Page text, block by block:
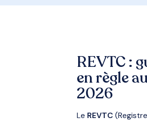
REVTC :
en règle
2026
Le REVTC